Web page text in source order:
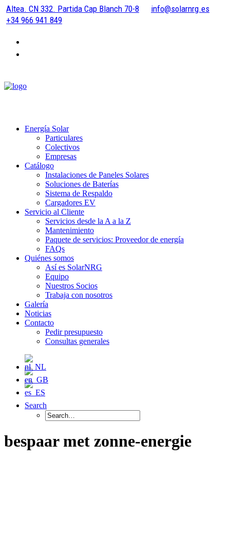
Altea. CN 332. Partida Cap Blanch 70-8
info@solarnrg.es
+34 966 941 849
Energía Solar
Particulares
Colectivos
Empresas
Catálogo
Instalaciones de Paneles Solares
Soluciones de Baterías
Sistema de Respaldo
Cargadores EV
Servicio al Cliente
Servicios desde la A a la Z
Mantenimiento
Paquete de servicios: Proveedor de energía
FAQs
Quiénes somos
Así es SolarNRG
Equipo
Nuestros Socios
Trabaja con nosotros
Galería
Noticias
Contacto
Pedir presupuesto
Consultas generales
Search
bespaar met zonne-energie